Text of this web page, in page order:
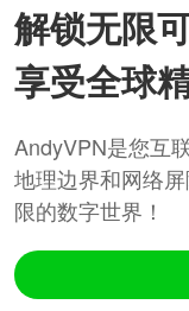
解锁无限
享受全球
AndyVPN是您互
地理边界和网络
限的数字世界！